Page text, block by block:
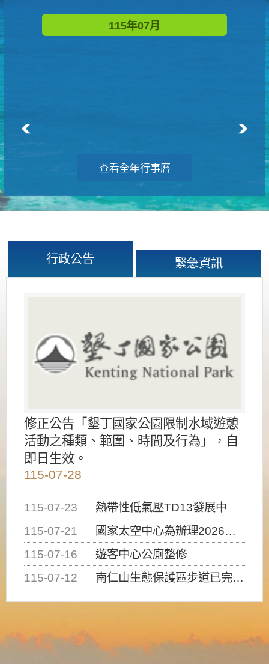
115年07月
查看全年行事曆
行政公告 緊急資訊
修正公告「墾丁國家公園限制水域遊憩
活動之種類、範圍、時間及行為」，自
即日生效。
115-07-28
115-07-23
熱帶性低氣壓TD13發展中
115-07-21
國家太空中心為辦理2026台灣盃火箭競賽，陸、海、空域警戒及協調相關事宜，因颱風備案事宜
115-07-16
遊客中心公廁整修
115-07-12
南仁山生態保護區步道已完成修復，自115年7月13日（星期一）起恢復開放入園，歡迎民眾依規定申請入園....